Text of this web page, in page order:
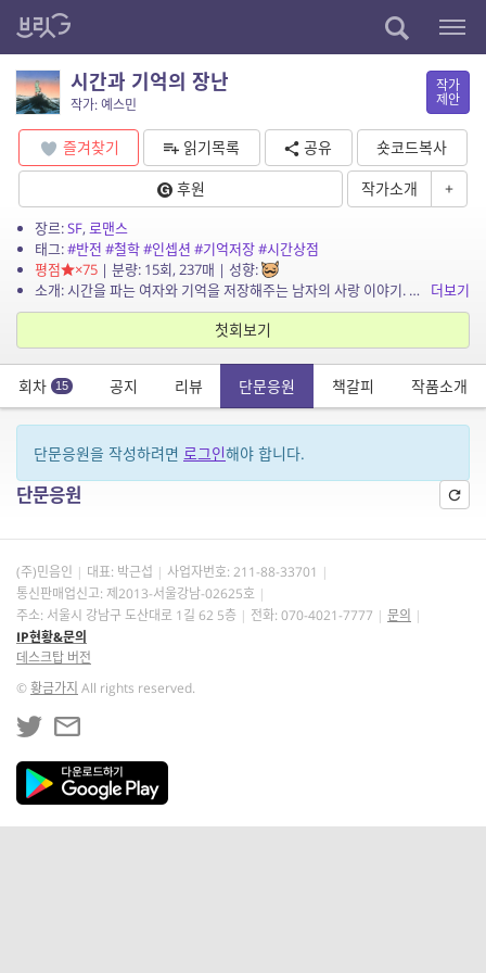
시간과 기억의 장난
작가: 예스민
작가
제안
즐겨찾기 읽기목록 공유
숏코드복사
후원
작가소개 +
장르:SF,로맨스
태그:#반전 #철학#인셉션 #기억저장#시간상점
평점
×75| 분량: 15회, 237매 | 성향:
소개: 시간을 파는 여자와 기억을 저장해주는 남자의 사랑 이야기. 단순히 얘기하자면 그렇습니다. 예전 공모전에 냈다가 떨어졌던 작품으로, 당시 철학+ SF에 빠져 있었던 걸로 보이네요. ...
더보기
첫회보기
회차 15 공지 리뷰 단문응원 책갈피 작품소개
단문응원을 작성하려면 로그인해야 합니다.
단문응원
(주)민음인 대표: 박근섭 사업자번호: 211-88-33701
통신판매업신고: 제2013-서울강남-02625호
주소: 서울시 강남구 도산대로 1길 62 5층
전화: 070-4021-7777
문의
IP현황&문의
데스크탑 버전
©황금가지 All rights reserved.